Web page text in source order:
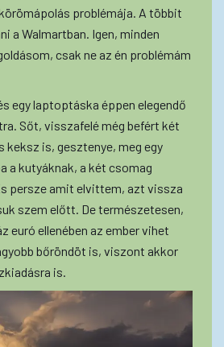
problémája. A többit
a Walmartban. Igen, minden
csak ne az én problémám
egy laptoptáska éppen elegendő
Sőt, visszafelé még befért két
keksz is, gesztenye, meg egy
a kutyáknak, a két csomag
persze amit elvittem, azt vissza
szem előtt. De természetesen,
euró ellenében az ember vihet
bőröndöt is, viszont akkor
is.